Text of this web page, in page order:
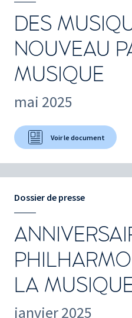
DES
NOUVEAU
MUSIQUE
mai 2025
Voir le document
Dossier de presse
LA
janvier 2025